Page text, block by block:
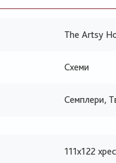
The Artsy
Схеми
Семплери,
111х122